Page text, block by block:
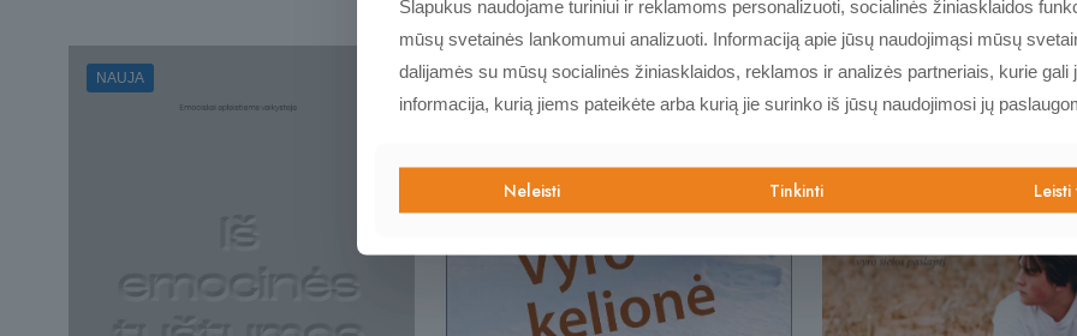
NAUJA
Slapukus naudojame turiniui ir reklamoms personalizuoti, socialinės žiniasklaidos
mūsų svetainės lankomumui analizuoti. Informaciją apie jūsų naudojimąsi mūsų
dalijamės su mūsų socialinės žiniasklaidos, reklamos ir analizės partneriais, kurie gali
informacija, kurią jiems pateikėte arba kurią jie surinko iš jūsų naudojimosi jų
Neleisti Tinkinti Leisti